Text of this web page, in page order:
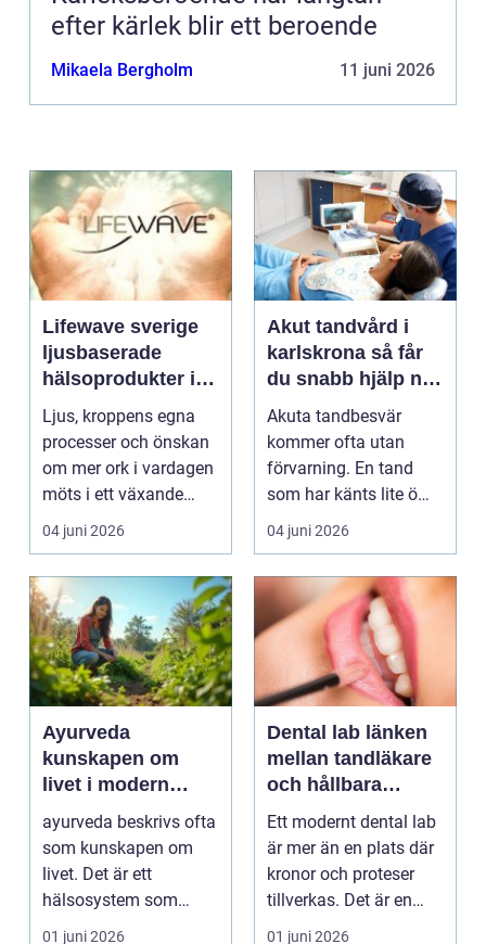
efter kärlek blir ett beroende
Mikaela Bergholm 11 juni 2026
Lifewave sverige
ljusbaserade
hälsoprodukter i
fokus
Ljus, kroppens egna
processer och önskan
om mer ork i vardagen
möts i ett växande
intresse för fotot...
04 juni 2026
Akut tandvård i
karlskrona så får
du snabb hjälp när
tanden krisar
Akuta tandbesvär
kommer ofta utan
förvarning. En tand
som har känts lite öm
kan plötsligt göra så
on...
04 juni 2026
Ayurveda
kunskapen om
livet i modern
vardag
ayurveda beskrivs ofta
som kunskapen om
livet. Det är ett
hälsosystem som
betonar balans, helhet
01 juni 2026
Dental lab länken
mellan tandläkare
och hållbara
leenden
Ett modernt dental lab
är mer än en plats där
kronor och proteser
tillverkas. Det är en
teknisk och ...
01 juni 2026